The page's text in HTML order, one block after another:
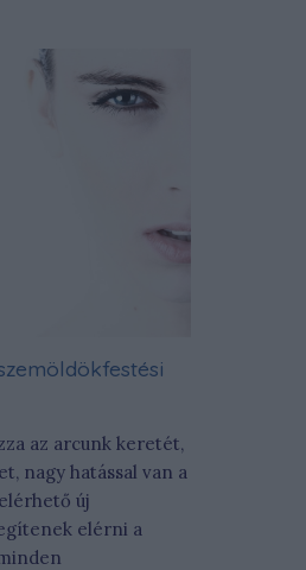
az arcunk keretét,
nagy hatással van a
új
elérni a